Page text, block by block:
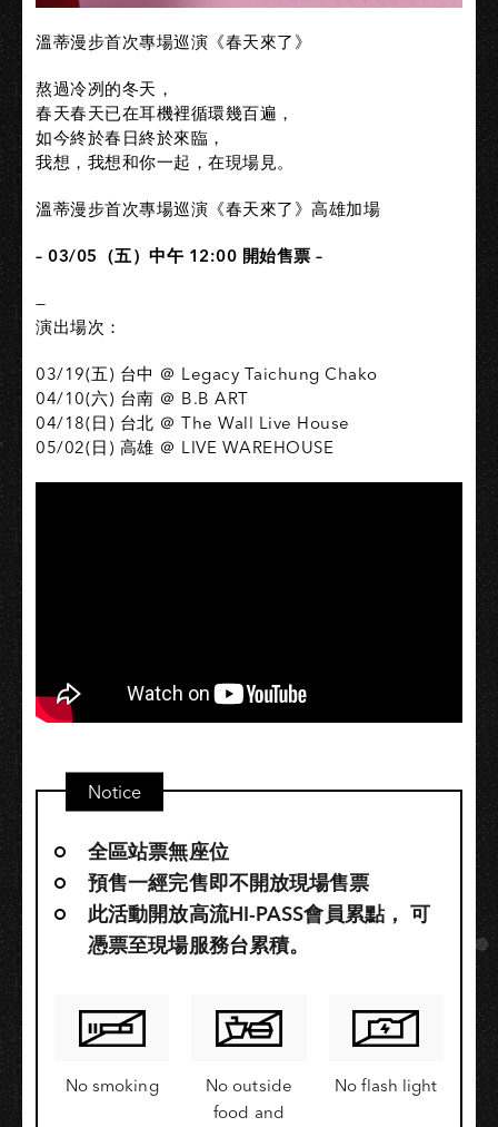
溫蒂漫步首次專場巡演《春天來了》
熬過冷冽的冬天，
春天春天已在耳機裡循環幾百遍，
如今終於春日終於來臨，
我想，我想和你一起，在現場見。
溫蒂漫步首次專場巡演《春天來了》高雄加場
– 03/05（五）中午 12:00 開始售票 –
—
演出場次：
03/19(五) 台中 ＠ Legacy Taichung Chako
04/10(六) 台南 ＠ B.B ART
04/18(日) 台北 ＠ The Wall Live House
05/02(日) 高雄 ＠ LIVE WAREHOUSE
Notice
全區站票無座位
預售一經完售即不開放現場售票
此活動開放高流HI-PASS會員累點，​ 可
憑票至現場服務台累積。
No smoking
No outside
food and
No flash light